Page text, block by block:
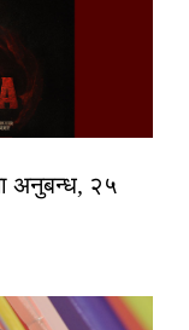
अनुबन्ध, २५